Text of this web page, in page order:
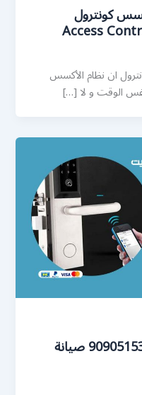
كونترول
ان نظام الأكسس
الوقت و لا […]
برمجة جهاز اكسس كونترول 90905153 صيانة